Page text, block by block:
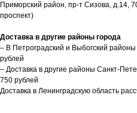
Приморский район, пр-т Сизова, д.14,
проспект)
Доставка в другие районы города
– В Петроградский и Выбогский
рублей
– Доставка в другие районы Санкт-
750 рублей
Доставка в Ленинградскую область